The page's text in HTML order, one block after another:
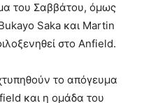
του Σαββάτου, όμως
Saka και Martin
στο Anfield.
το απόγευμα
και η ομάδα του